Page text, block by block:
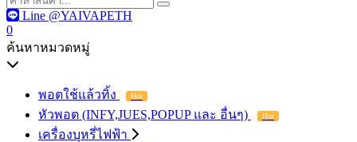
Line @YAIVAPETH
0
ค้นหาหมวดหมู่
พอตใช้แล้วทิ้ง Hot
หัวพอต (INFY,JUES,POPUP และ อื่นๆ) Hot
เครื่องบุหรี่ไฟฟ้า